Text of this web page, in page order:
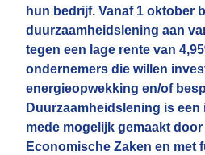
hun bedrijf. Vanaf 1 oktober
duurzaamheidslening aan
tegen een lage rente van
ondernemers die willen
energieopwekking en/of
Duurzaamheidslening is
mede mogelijk gemaakt
Economische Zaken en met